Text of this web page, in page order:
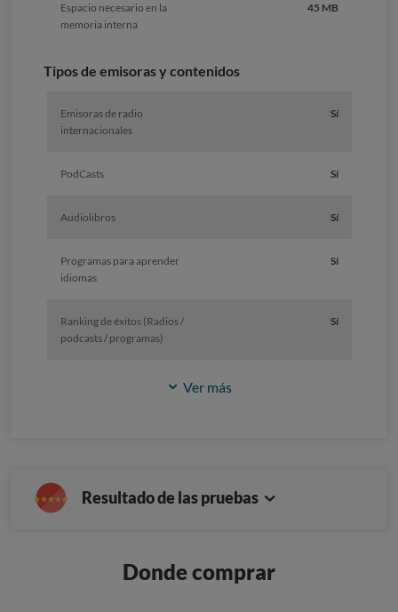
Espacio necesario en la
memoria interna
45 MB
Tipos de emisoras y contenidos
Emisoras de radio
internacionales
Sí
PodCasts Sí
Audiolibros Sí
Programas para aprender
idiomas
Sí
Ranking de éxitos (Radios /
podcasts / programas)
Sí
Ver más
Resultado de las pruebas
Donde comprar